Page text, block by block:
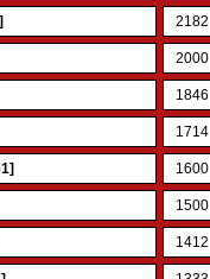
2182
2000
1846
1714
1600
1500
1412